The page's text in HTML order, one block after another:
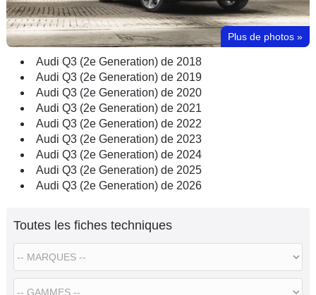
Plus de photos »
Audi Q3 (2e Generation) de 2018
Audi Q3 (2e Generation) de 2019
Audi Q3 (2e Generation) de 2020
Audi Q3 (2e Generation) de 2021
Audi Q3 (2e Generation) de 2022
Audi Q3 (2e Generation) de 2023
Audi Q3 (2e Generation) de 2024
Audi Q3 (2e Generation) de 2025
Audi Q3 (2e Generation) de 2026
Toutes les fiches techniques